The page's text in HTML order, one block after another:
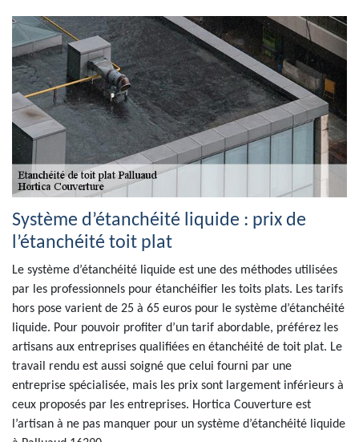
Système d’étanchéité liquide : prix de
l’étanchéité toit plat
Le système d’étanchéité liquide est une des méthodes utilisées
par les professionnels pour étanchéifier les toits plats. Les tarifs
hors pose varient de 25 à 65 euros pour le système d’étanchéité
liquide. Pour pouvoir profiter d’un tarif abordable, préférez les
artisans aux entreprises qualifiées en étanchéité de toit plat. Le
travail rendu est aussi soigné que celui fourni par une
entreprise spécialisée, mais les prix sont largement inférieurs à
ceux proposés par les entreprises. Hortica Couverture est
l’artisan à ne pas manquer pour un système d’étanchéité liquide